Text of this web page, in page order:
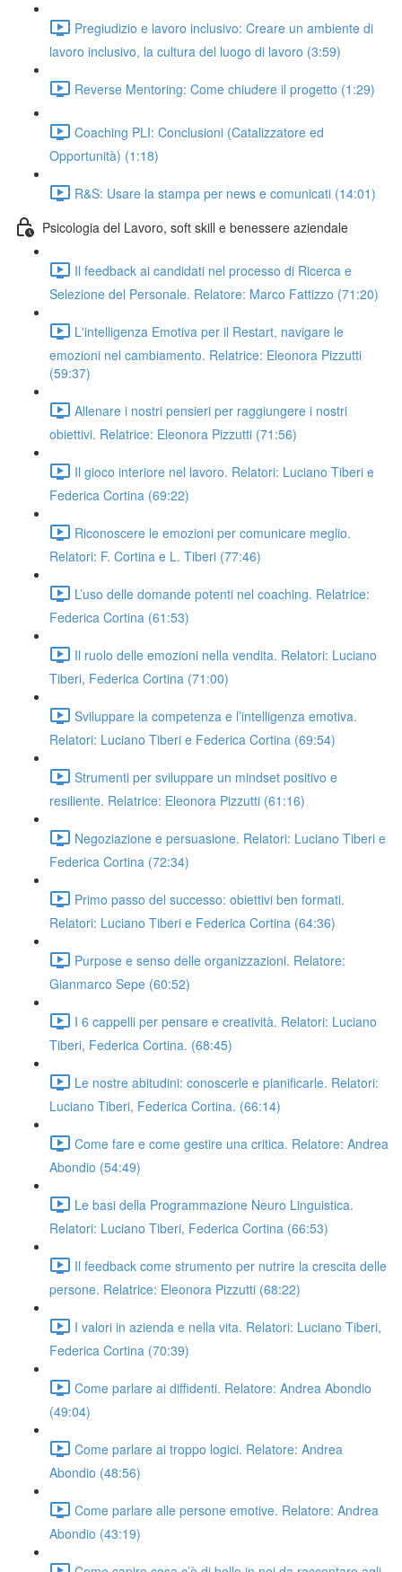
Pregiudizio e lavoro inclusivo: Creare un ambiente di
lavoro inclusivo, la cultura del luogo di lavoro (3:59)
Reverse Mentoring: Come chiudere il progetto (1:29)
Coaching PLI: Conclusioni (Catalizzatore ed
Opportunità) (1:18)
R&S: Usare la stampa per news e comunicati (14:01)
Psicologia del Lavoro, soft skill e benessere aziendale
Il feedback ai candidati nel processo di Ricerca e
Selezione del Personale. Relatore: Marco Fattizzo (71:20)
L'intelligenza Emotiva per il Restart, navigare le
emozioni nel cambiamento. Relatrice: Eleonora Pizzutti
(59:37)
Allenare i nostri pensieri per raggiungere i nostri
obiettivi. Relatrice: Eleonora Pizzutti (71:56)
Il gioco interiore nel lavoro. Relatori: Luciano Tiberi e
Federica Cortina (69:22)
Riconoscere le emozioni per comunicare meglio.
Relatori: F. Cortina e L. Tiberi (77:46)
L’uso delle domande potenti nel coaching. Relatrice:
Federica Cortina (61:53)
Il ruolo delle emozioni nella vendita. Relatori: Luciano
Tiberi, Federica Cortina (71:00)
Sviluppare la competenza e l’intelligenza emotiva.
Relatori: Luciano Tiberi e Federica Cortina (69:54)
Strumenti per sviluppare un mindset positivo e
resiliente. Relatrice: Eleonora Pizzutti (61:16)
Negoziazione e persuasione. Relatori: Luciano Tiberi e
Federica Cortina (72:34)
Primo passo del successo: obiettivi ben formati.
Relatori: Luciano Tiberi e Federica Cortina (64:36)
Purpose e senso delle organizzazioni. Relatore:
Gianmarco Sepe (60:52)
I 6 cappelli per pensare e creatività. Relatori: Luciano
Tiberi, Federica Cortina. (68:45)
Le nostre abitudini: conoscerle e pianificarle. Relatori:
Luciano Tiberi, Federica Cortina. (66:14)
Come fare e come gestire una critica. Relatore: Andrea
Abondio (54:49)
Le basi della Programmazione Neuro Linguistica.
Relatori: Luciano Tiberi, Federica Cortina (66:53)
Il feedback come strumento per nutrire la crescita delle
persone. Relatrice: Eleonora Pizzutti (68:22)
I valori in azienda e nella vita. Relatori: Luciano Tiberi,
Federica Cortina (70:39)
Come parlare ai diffidenti. Relatore: Andrea Abondio
(49:04)
Come parlare ai troppo logici. Relatore: Andrea
Abondio (48:56)
Come parlare alle persone emotive. Relatore: Andrea
Abondio (43:19)